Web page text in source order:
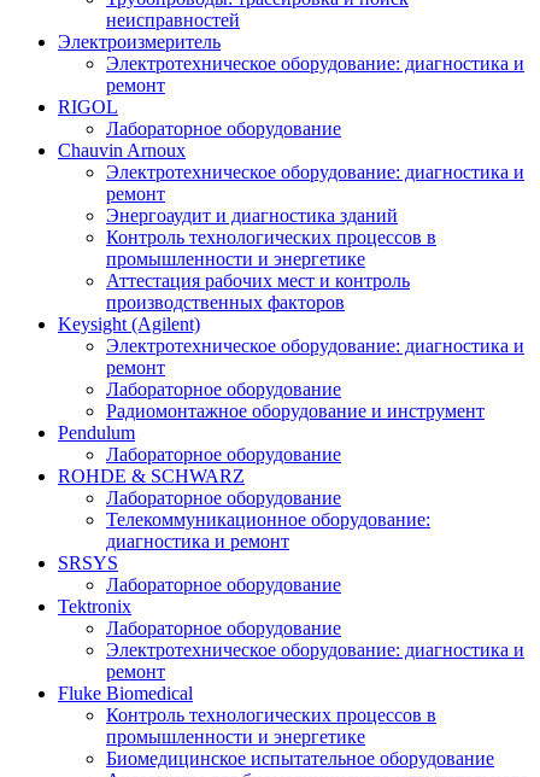
неисправностей
Электроизмеритель
Электротехническое оборудование: диагностика и
ремонт
RIGOL
Лабораторное оборудование
Chauvin Arnoux
Электротехническое оборудование: диагностика и
ремонт
Энергоаудит и диагностика зданий
Контроль технологических процессов в
промышленности и энергетике
Аттестация рабочих мест и контроль
производственных факторов
Keysight (Agilent)
Электротехническое оборудование: диагностика и
ремонт
Лабораторное оборудование
Радиомонтажное оборудование и инструмент
Pendulum
Лабораторное оборудование
ROHDE & SCHWARZ
Лабораторное оборудование
Телекоммуникационное оборудование:
диагностика и ремонт
SRSYS
Лабораторное оборудование
Tektronix
Лабораторное оборудование
Электротехническое оборудование: диагностика и
ремонт
Fluke Biomedical
Контроль технологических процессов в
промышленности и энергетике
Биомедицинское испытательное оборудование